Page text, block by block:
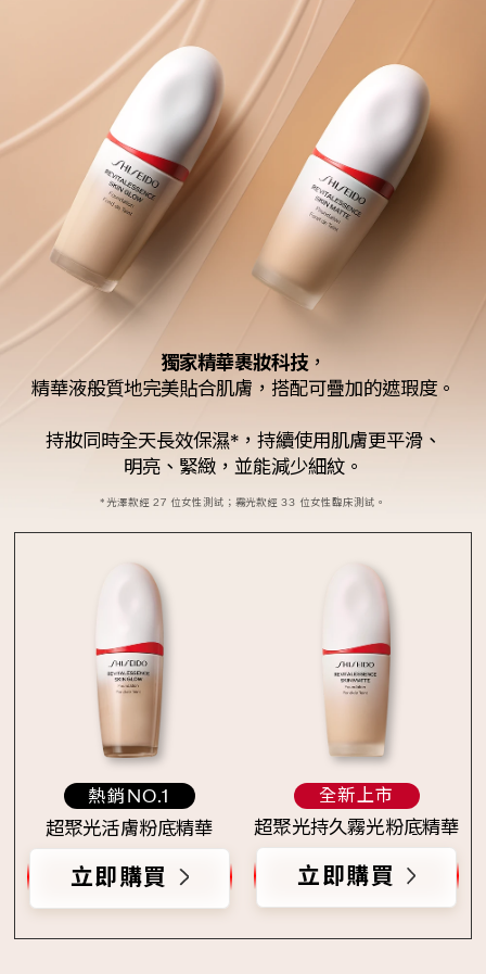
獨家精華裹妝科技，
精華液般質地完美貼合肌膚，搭配可疊加的遮瑕度。
持妝同時全天長效保濕*，持續使用肌膚更平滑、
明亮、緊緻，並能減少細紋。
*光澤款經 27 位女性測試；霧光款經 33 位女性臨床測試。
熱銷NO.1
超聚光活膚粉底精華
立即購買
全新上市
超聚光持久霧光粉底精華
立即購買